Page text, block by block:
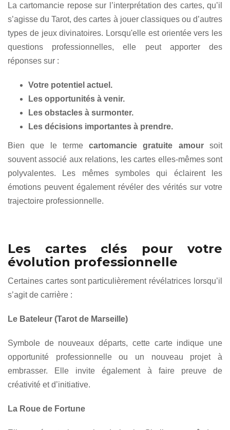
La cartomancie repose sur l’interprétation des cartes, qu’il
s’agisse du Tarot, des cartes à jouer classiques ou d’autres
types de jeux divinatoires. Lorsqu'elle est orientée vers les
questions professionnelles, elle peut apporter des
réponses sur :
Votre potentiel actuel.
Les opportunités à venir.
Les obstacles à surmonter.
Les décisions importantes à prendre.
Bien que le termecartomancie gratuite amoursoit
souvent associé aux relations, les cartes elles-mêmes sont
polyvalentes. Les mêmes symboles qui éclairent les
émotions peuvent également révéler des vérités sur votre
trajectoire professionnelle.
Les cartes clés pour votre
évolution professionnelle
Certaines cartes sont particulièrement révélatrices lorsqu’il
s’agit de carrière :
Le Bateleur (Tarot de Marseille)
Symbole de nouveaux départs, cette carte indique une
opportunité professionnelle ou un nouveau projet à
embrasser. Elle invite également à faire preuve de
créativité et d’initiative.
La Roue de Fortune